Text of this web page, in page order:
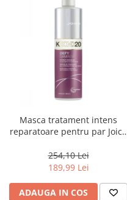
Masca tratament intens
reparatoare pentru par Joico
Mask, 500 ml
254,10 Lei
189,99 Lei
ADAUGA IN COS